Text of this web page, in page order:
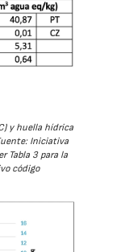
y huella hídrica
Iniciativa
Tabla 3 para la
código